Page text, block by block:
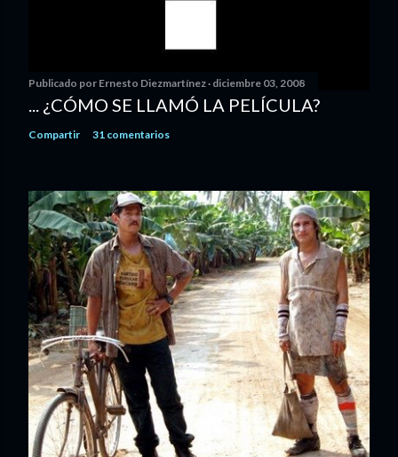
Publicado por Ernesto Diezmartínez diciembre 03, 2008
... ¿CÓMO SE LLAMÓ LA PELÍCULA?
Compartir 31 comentarios